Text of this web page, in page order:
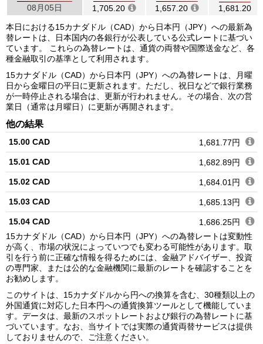
08月05日
1,705.20
1,657.20
1,681.20
本日における15カナダドル（CAD）から日本円（JPY）への最新為
替レートは、日本国内の各銀行が公表している公式レートに基づい
ています。 これらの為替レートは、通貨の両替や国際送金など、各
種金融取引の基準として利用されます。
15カナダドル（CAD）から日本円（JPY）への為替レートは、月曜
日から金曜日の平日に更新されます。ただし、祝日などで銀行業務
が一時停止される場合は、更新が行われません。その場合、次の営
業日（通常は月曜日）に更新が再開されます。
他の結果
15.00 CAD 1,681.77円
15.01 CAD 1,682.89円
15.02 CAD 1,684.01円
15.03 CAD 1,685.13円
15.04 CAD 1,686.25円
15.05 CAD 1,687.37円
15.06 CAD 1,688.49円
15.07 CAD
15.08 CAD 1,690.74円
15.09 CAD 1,691.86円
15.10 CAD
15カナダドル（CAD）から日本円（JPY）への為替レートは変動性
が高く、市場の状況によっていつでも変わる可能性があります。取
引を行う前に正確な情報を得るためには、金融アドバイザー、投資
の専門家、または公的な金融機関に最新のレートを確認することを
お勧めします。
このサイトは、15カナダドルから円への換算を含む、30種類以上の
外国通貨に対応した日本円への通貨換算ツールとして機能していま
す。データは、最新のスポットレートおよび銀行の為替レートに基
づいています。なお、当サイトでは実際の通貨両替サービスは提供
しておりませんので、ご注意ください。